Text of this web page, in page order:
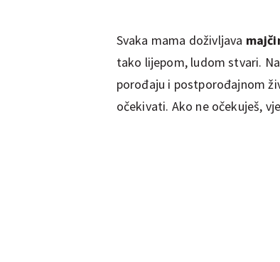
Svaka mama doživljava
tako lijepom, ludom stvari.
porođaju i postporođajnom
očekivati. Ako ne očekuješ,